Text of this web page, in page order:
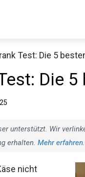
Test: Die 5
Die
unterstützt. Wir
erhalten. Mehr erfahren.
nicht